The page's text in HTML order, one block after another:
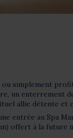
simplement
un enterrement
allie détente et
entrée au Spa
offert à la future